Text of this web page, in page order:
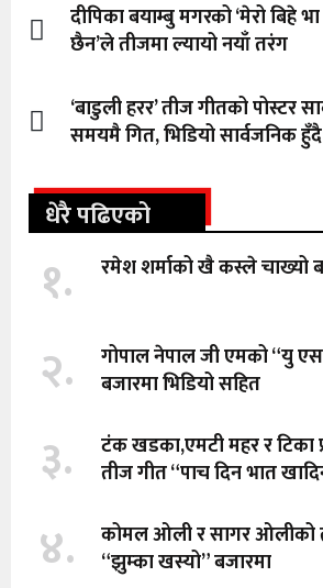
दीपिका बयाम्बु मगरको ‘मेरो बिहे
छैन’ले तीजमा ल्यायो नयाँ तरंग
‘बाडुली हरर’ तीज गीतको पोस्टर
समयमै गित, भिडियो सार्वजनिक हुँदै
धेरै पढिएको
१. रमेश शर्माको खै कस्ले चाख्यो
२.
गोपाल नेपाल जी एमको “यु
बजारमा भिडियो सहित
३.
टंक खडका,एमटी महर र टिका
तीज गीत “पाच दिन भात
४.
कोमल ओली र सागर ओलीको
“झुम्का खस्यो” बजारमा